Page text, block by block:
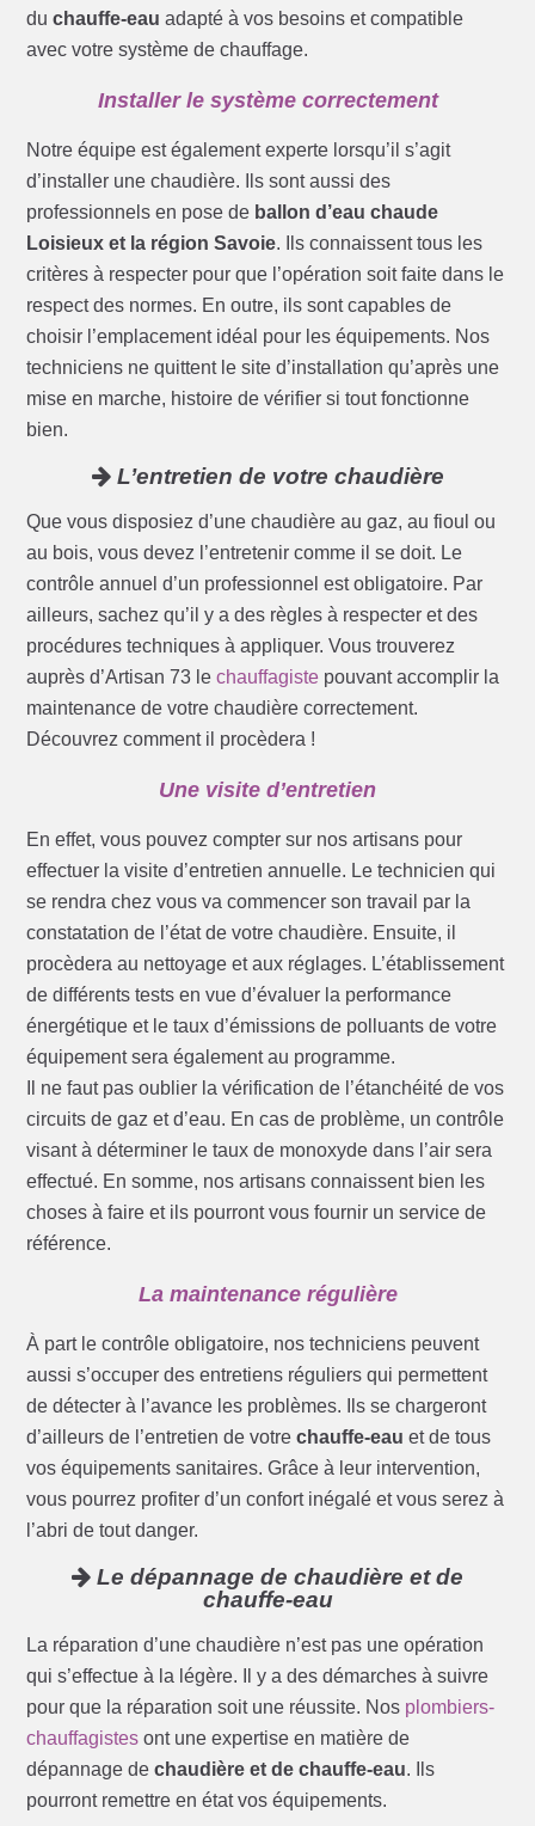
duchauffe-eau adapté à vos besoins et compatible
avec votre système de chauffage.
Installer le système correctement
Notre équipe est également experte lorsqu’il s’agit
d’installer une chaudière. Ils sont aussi des
professionnels en pose de ballon d’eau chaude
Loisieux et la région Savoie. Ils connaissent tous les
critères à respecter pour que l’opération soit faite dans le
respect des normes. En outre, ils sont capables de
choisir l’emplacement idéal pour les équipements. Nos
techniciens ne quittent le site d’installation qu’après une
mise en marche, histoire de vérifier si tout fonctionne
bien.
L’entretien de votre chaudière
Que vous disposiez d’une chaudière au gaz, au fioul ou
au bois, vous devez l’entretenir comme il se doit. Le
contrôle annuel d’un professionnel est obligatoire. Par
ailleurs, sachez qu’il y a des règles à respecter et des
procédures techniques à appliquer. Vous trouverez
auprès d’Artisan 73 lechauffagiste pouvant accomplir la
maintenance de votre chaudière correctement.
Découvrez comment il procèdera !
Une visite d’entretien
En effet, vous pouvez compter sur nos artisans pour
effectuer la visite d’entretien annuelle. Le technicien qui
se rendra chez vous va commencer son travail par la
constatation de l’état de votre chaudière. Ensuite, il
procèdera au nettoyage et aux réglages. L’établissement
de différents tests en vue d’évaluer la performance
énergétique et le taux d’émissions de polluants de votre
équipement sera également au programme.
Il ne faut pas oublier la vérification de l’étanchéité de vos
circuits de gaz et d’eau. En cas de problème, un contrôle
visant à déterminer le taux de monoxyde dans l’air sera
effectué. En somme, nos artisans connaissent bien les
choses à faire et ils pourront vous fournir un service de
référence.
La maintenance régulière
À part le contrôle obligatoire, nos techniciens peuvent
aussi s’occuper des entretiens réguliers qui permettent
de détecter à l’avance les problèmes. Ils se chargeront
d’ailleurs de l’entretien de votrechauffe-eau et de tous
vos équipements sanitaires. Grâce à leur intervention,
vous pourrez profiter d’un confort inégalé et vous serez à
l’abri de tout danger.
Le dépannage de chaudière et de
chauffe-eau
La réparation d’une chaudière n’est pas une opération
qui s’effectue à la légère. Il y a des démarches à suivre
pour que la réparation soit une réussite. Nos plombiers-
chauffagistes ont une expertise en matière de
dépannage dechaudière et de chauffe-eau. Ils
pourront remettre en état vos équipements.